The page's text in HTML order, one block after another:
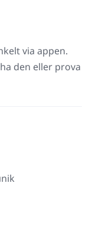
via appen.
den eller prova